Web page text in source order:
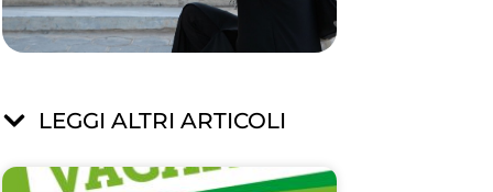
LEGGI ALTRI ARTICOLI